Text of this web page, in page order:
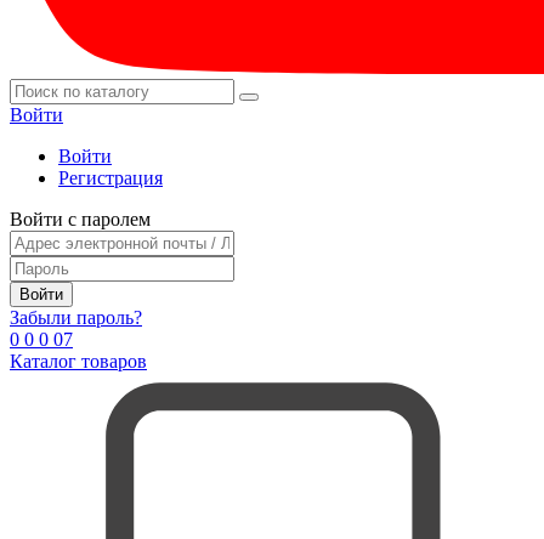
Войти
Войти
Регистрация
Войти с паролем
Войти
Забыли пароль?
0 0 0 07
Каталог товаров